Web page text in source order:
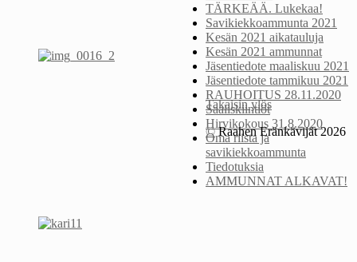
TÄRKEÄÄ. Lukekaa!
Savikiekkoammunta 2021
Kesän 2021 aikatauluja
Kesän 2021 ammunnat
Jäsentiedote maaliskuu 2021
Jäsentiedote tammikuu 2021
RAUHOITUS 28.11.2020
Saaliskiintiöt
Hirvikokous 31.8.2020
Oma riista ja
savikiekkoammunta
Tiedotuksia
AMMUNNAT ALKAVAT!
Takaisin ylös
©Raahen Eränkävijät 2026